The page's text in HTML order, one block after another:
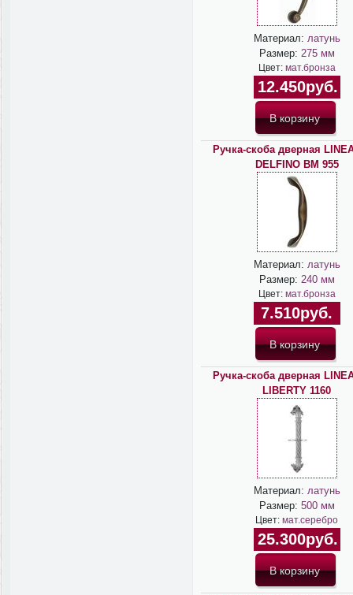
Материал: латунь
Размер: 275 мм
Цвет: мат.бронза
12.450руб.
Ручка-скоба дверная
DELFINO BM 955
Материал: латунь
Размер: 240 мм
Цвет: мат.бронза
7.510руб.
Ручка-скоба дверная
LIBERTY 1160
Материал: латунь
Размер: 500 мм
Цвет: мат.серебро
25.300руб.